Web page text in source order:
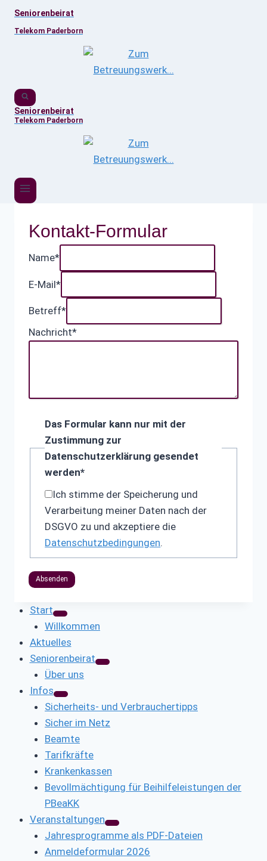
ZumSeniorenbeirat
Telekom Paderborn
Seniorenbeirat
Telekom Paderborn
Kontakt-Formular
Name*
E-Mail*
Betreff*
Nachricht*
Das Formular kann nur mit der
Zustimmung zur
Datenschutzerklärung gesendet
werden*
Ich stimme der Speicherung und
Verarbeitung meiner Daten nach der
DSGVO zu und akzeptiere die
Datenschutzbedingungen.
Absenden
Start
Willkommen
Aktuelles
Seniorenbeirat
Über uns
Infos
Sicherheits- und Verbrauchertipps
Sicher im Netz
Beamte
Tarifkräfte
Krankenkassen
Bevollmächtigung für Beihilfeleistungen der
PBeaKK
Veranstaltungen
Jahresprogramme als PDF-Dateien
Anmeldeformular 2026